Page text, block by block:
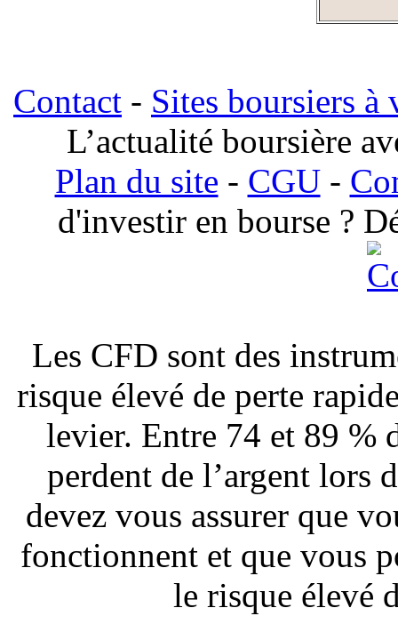
Contact - Sites boursiers à
L’actualité boursière
Plan du site - CGU-
d'investir en bourse ?
Les CFD sont des
risque élevé de perte
levier. Entre 74 et 89 %
perdent de l’argent lors
devez vous assurer que
fonctionnent et que vous
le risque élevé